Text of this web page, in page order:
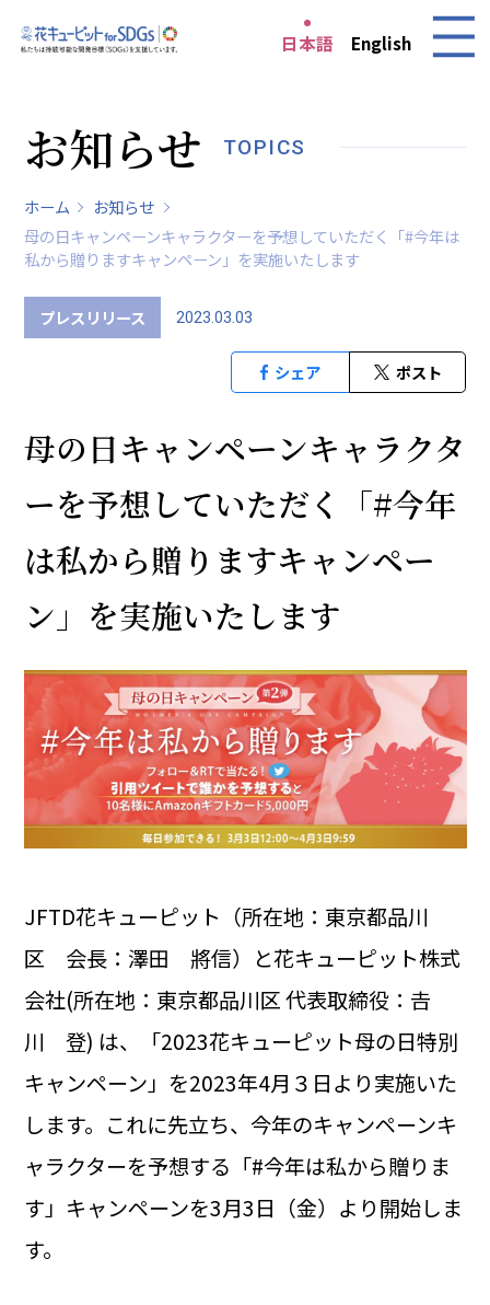
日本語 English
お知らせ TOPICS
ホーム
お知らせ
母の日キャンペーンキャラクターを予想していただく「#今年は
私から贈りますキャンペーン」を実施いたします
プレスリリース 2023.03.03
シェア ポスト
母の日キャンペーンキャラクタ
ーを予想していただく「#今年
は私から贈りますキャンペー
ン」を実施いたします
JFTD花キューピット（所在地：東京都品川
区 会長：澤田 將信）と花キューピット株式
会社(所在地：東京都品川区 代表取締役：𠮷
川 登) は、「2023花キューピット母の日特別
キャンペーン」を2023年4月３日より実施いた
します。これに先立ち、今年のキャンペーンキ
ャラクターを予想する「#今年は私から贈りま
す」キャンペーンを3月3日（金）より開始しま
す。